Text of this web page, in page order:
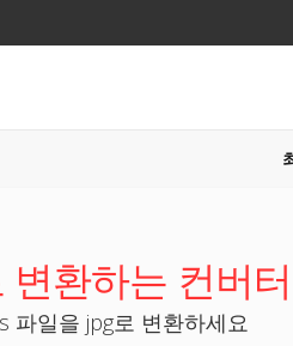
변환하는 컨버터
파일을 jpg로 변환하세요